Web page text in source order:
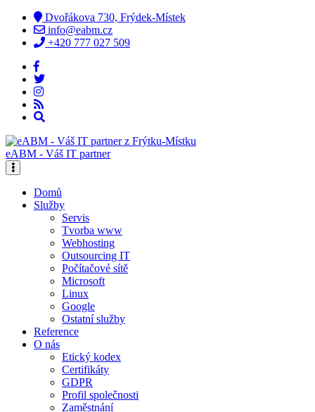
Dvořákova 730, Frýdek-Místek
info@eabm.cz
+420 777 027 509
eABM - Váš IT partner
Domů
Služby
Servis
Tvorba www
Webhosting
Outsourcing IT
Počítačové sítě
Microsoft
Linux
Google
Ostatní služby
Reference
O nás
Etický kodex
Certifikáty
GDPR
Profil společnosti
Zaměstnání